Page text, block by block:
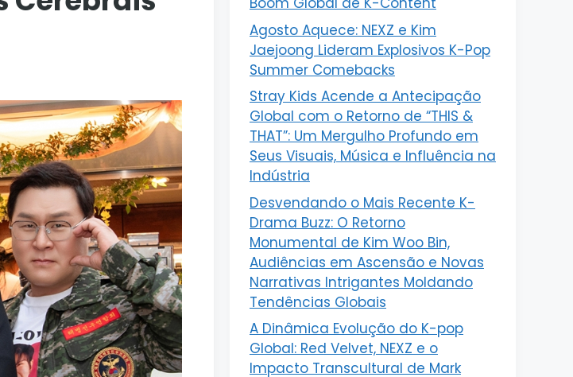
Agosto Aquece: NEXZ e Kim
Jaejoong Lideram Explosivos K-Pop
Summer Comebacks
Stray Kids Acende a Antecipação
Global com o Retorno de “THIS &
THAT”: Um Mergulho Profundo em
Seus Visuais, Música e Influência na
Indústria
Desvendando o Mais Recente K-
Drama Buzz: O Retorno
Monumental de Kim Woo Bin,
Audiências em Ascensão e Novas
Narrativas Intrigantes Moldando
Tendências Globais
A Dinâmica Evolução do K-pop
Global: Red Velvet, NEXZ e o
Impacto Transcultural de Mark